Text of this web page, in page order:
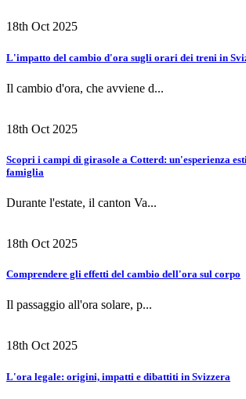
18th Oct 2025
L'impatto del cambio d'ora sugli orari dei treni in
Il cambio d'ora, che avviene d...
18th Oct 2025
Scopri i campi di girasole a Cotterd: un'esperienza
famiglia
Durante l'estate, il canton Va...
18th Oct 2025
Comprendere gli effetti del cambio dell'ora sul corpo
Il passaggio all'ora solare, p...
18th Oct 2025
L'ora legale: origini, impatti e dibattiti in Svizzera